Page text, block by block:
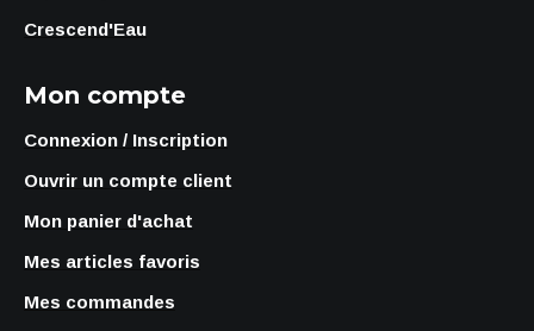
Crescend'Eau
Mon compte
Connexion / Inscription
Ouvrir un compte client
Mon panier d'achat
Mes articles favoris
Mes commandes